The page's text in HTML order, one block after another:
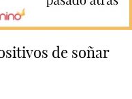
de soñar